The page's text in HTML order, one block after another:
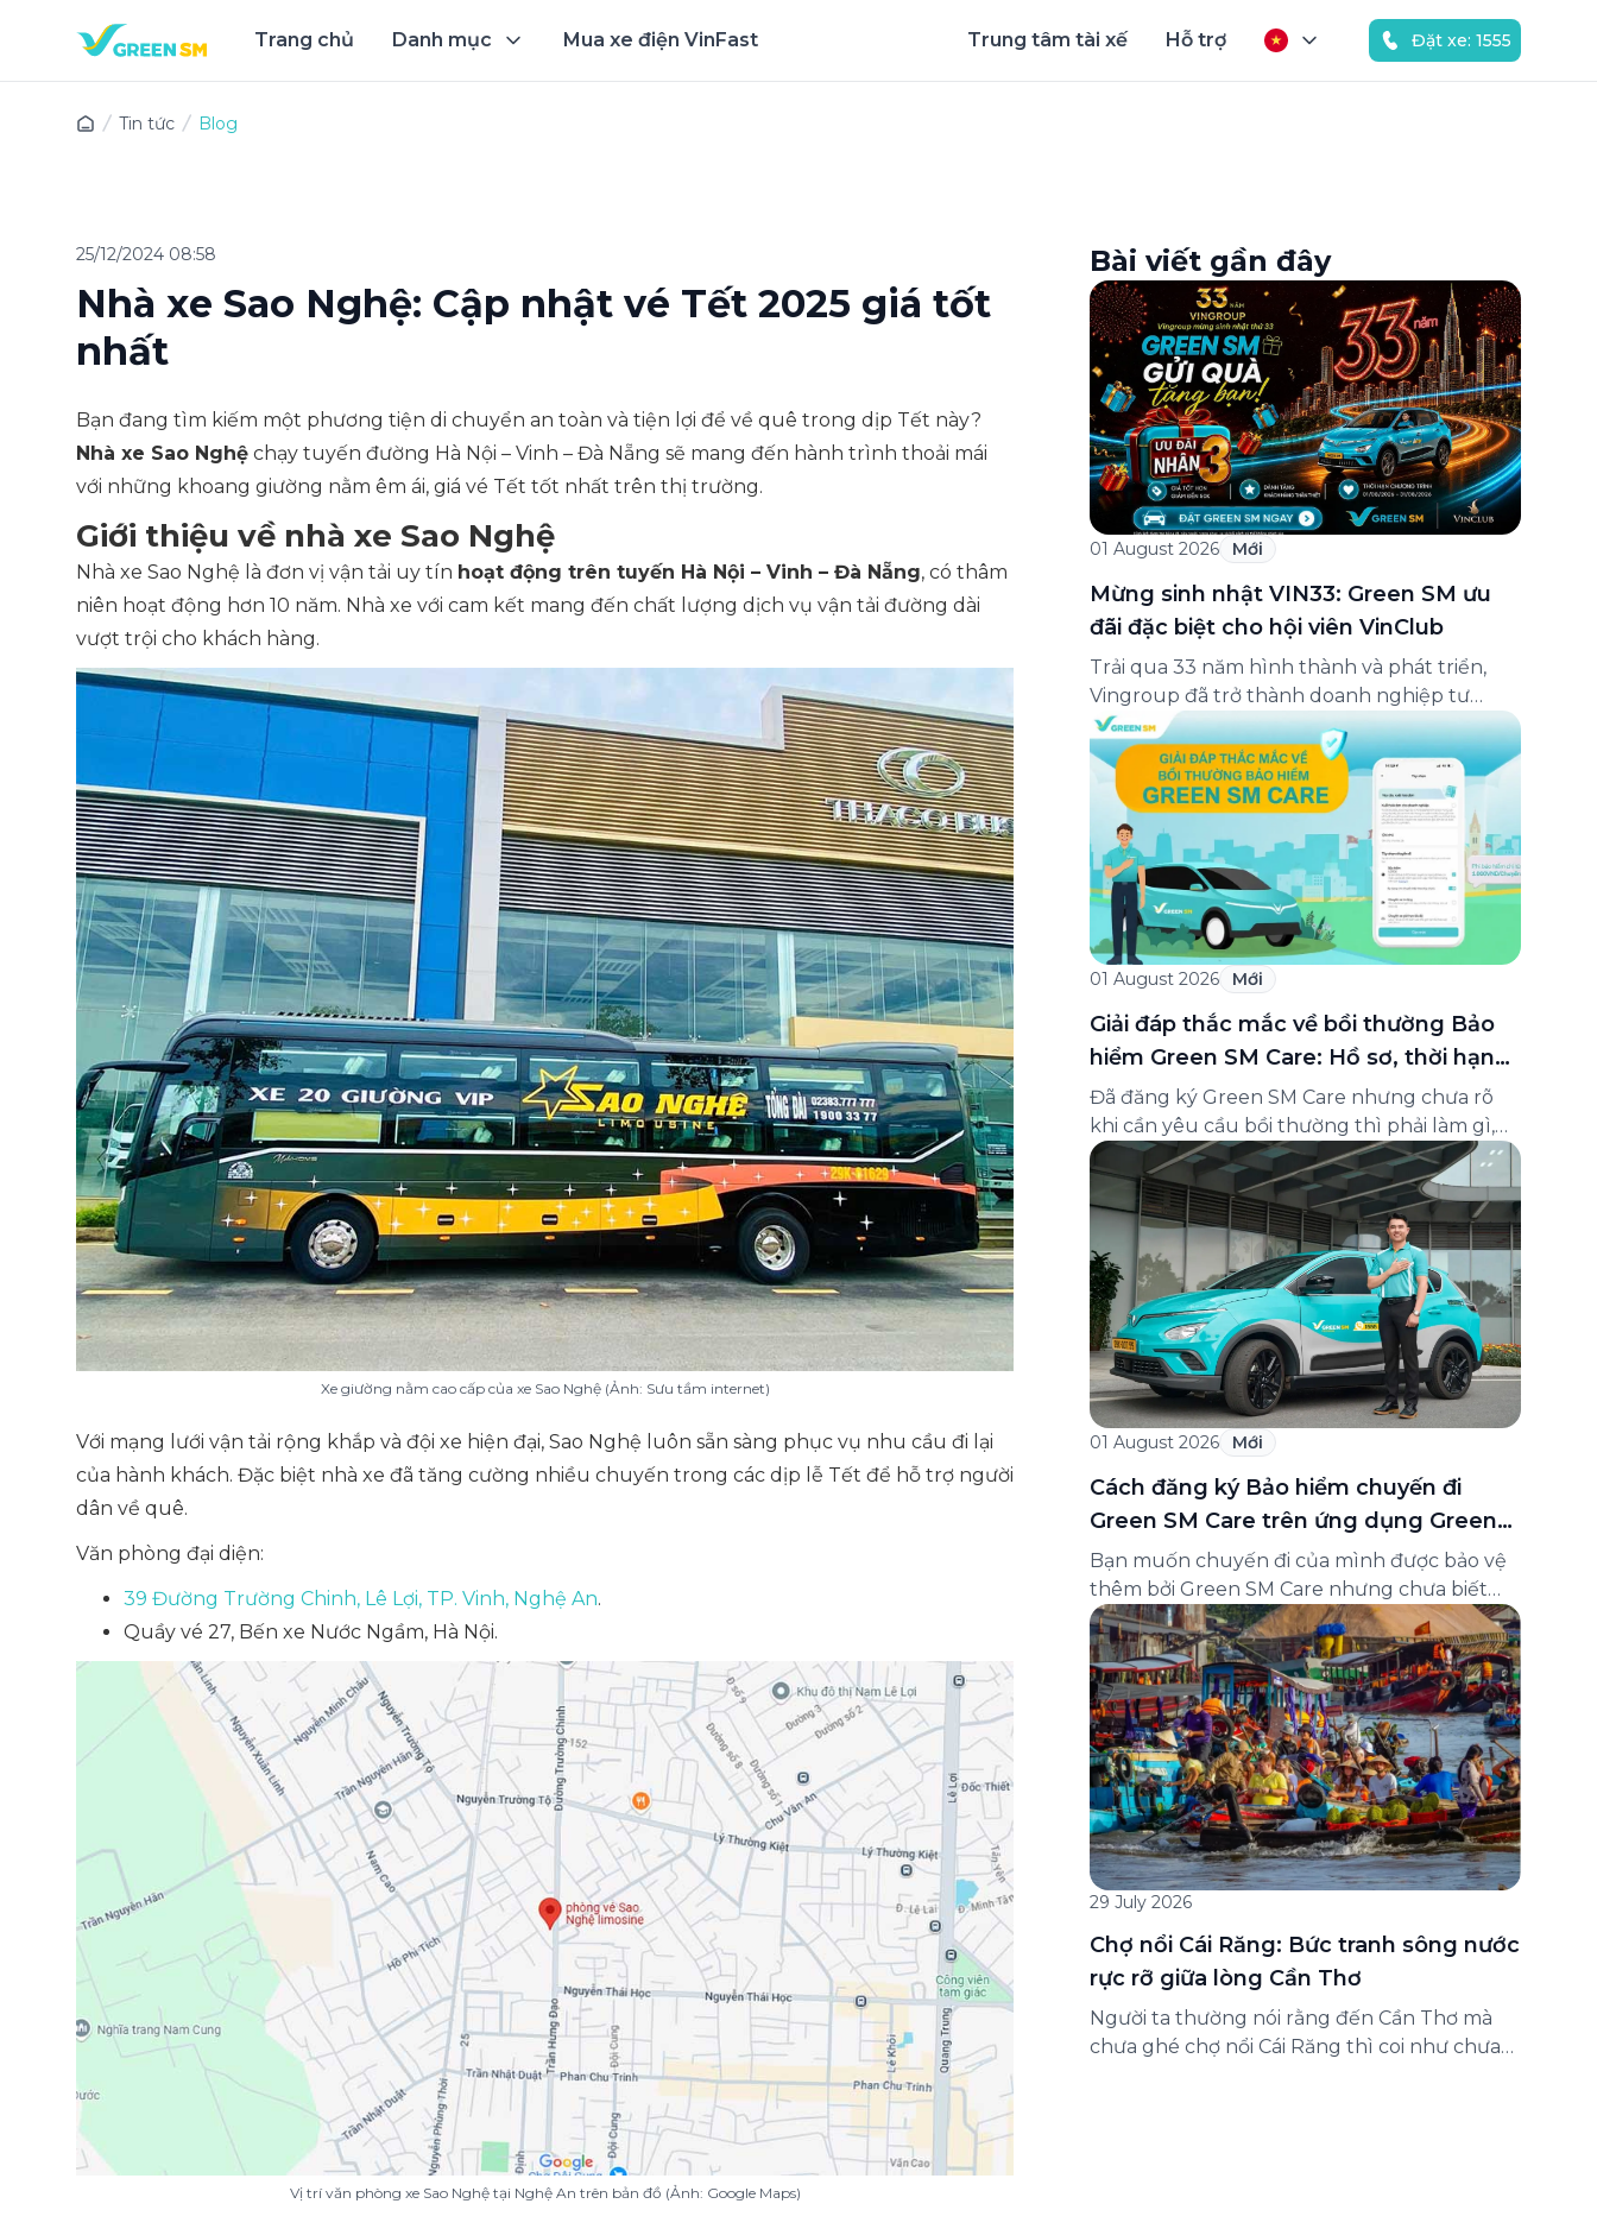
Trang chủ Danh mục Mua xe điện VinFast Trung tâm tài xế Hỗ trợ Đặt xe: 1555
Tin tức Blog
25/12/2024 08:58
Nhà xe Sao Nghệ: Cập nhật vé Tết 2025 giá tốt
nhất
Bạn đang tìm kiếm một phương tiện di chuyển an toàn và tiện lợi để về quê trong dịp Tết này?
Nhà xe Sao Nghệ chạy tuyến đường Hà Nội – Vinh – Đà Nẵng sẽ mang đến hành trình thoải mái
với những khoang giường nằm êm ái, giá vé Tết tốt nhất trên thị trường.
Giới thiệu về nhà xe Sao Nghệ
Nhà xe Sao Nghệ là đơn vị vận tải uy tín hoạt động trên tuyến Hà Nội – Vinh – Đà Nẵng, có thâm
niên hoạt động hơn 10 năm. Nhà xe với cam kết mang đến chất lượng dịch vụ vận tải đường dài
vượt trội cho khách hàng.
Xe giường nằm cao cấp của xe Sao Nghệ (Ảnh: Sưu tầm internet)
Với mạng lưới vận tải rộng khắp và đội xe hiện đại, Sao Nghệ luôn sẵn sàng phục vụ nhu cầu đi lại
của hành khách. Đặc biệt nhà xe đã tăng cường nhiều chuyến trong các dịp lễ Tết để hỗ trợ người
dân về quê.
Văn phòng đại diện:
39 Đường Trường Chinh, Lê Lợi, TP. Vinh, Nghệ An.
Quầy vé 27, Bến xe Nước Ngầm, Hà Nội.
Vị trí văn phòng xe Sao Nghệ tại Nghệ An trên bản đồ (Ảnh: Google Maps)
Bài viết gần đây
01 August 2026 Mới
Mừng sinh nhật VIN33: Green SM ưu
đãi đặc biệt cho hội viên VinClub
Trải qua 33 năm hình thành và phát triển,
Vingroup đã trở thành doanh nghiệp tư
nhân đa ngành lớn nhất Việt Nam, lọt Top 30
doanh nghiệp lớn nhất Đông Nam Á theo
bảng xếp hạng của Tạp chí Fortune (Mỹ).
Nhân kỷ niệm 33 năm thành lập (8/8/1993
đến 8/8/2026), Green SM trân […]
01 August 2026 Mới
Giải đáp thắc mắc về bồi thường Bảo
hiểm Green SM Care: Hồ sơ, thời hạn
và cách liên hệ hỗ trợ
Đã đăng ký Green SM Care nhưng chưa rõ
khi cần yêu cầu bồi thường thì phải làm gì,
hồ sơ ra sao, hay giấy chứng nhận bảo hiểm
tìm ở đâu? Bài viết này tổng hợp đầy đủ các
câu hỏi thường gặp nhất về quy trình bồi
thường và hỗ trợ của Green […]
01 August 2026 Mới
Cách đăng ký Bảo hiểm chuyến đi
Green SM Care trên ứng dụng Green
SM
Bạn muốn chuyến đi của mình được bảo vệ
thêm bởi Green SM Care nhưng chưa biết
đăng ký ở đâu? Bài viết dưới đây sẽ hướng
dẫn chi tiết cách tham gia (và hủy tham gia)
gói bảo hiểm này ngay trên ứng dụng Green
SM, cùng những lưu ý quan trọng trước khi
[…]
29 July 2026
Chợ nổi Cái Răng: Bức tranh sông nước
rực rỡ giữa lòng Cần Thơ
Người ta thường nói rằng đến Cần Thơ mà
chưa ghé chợ nổi Cái Răng thì coi như chưa